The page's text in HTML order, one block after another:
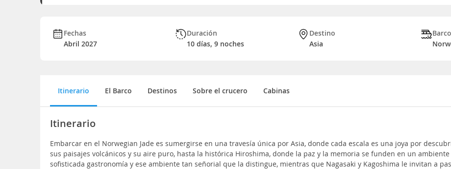
Fechas
Abril 2027
Duración
10 días, 9 noches
Destino
Asia
Barco
Itinerario El Barco Destinos Sobre el crucero Cabinas
Itinerario
Embarcar en el Norwegian Jade es sumergirse en una travesía única por Asia, donde cada escala es una joya por
sus paisajes volcánicos y su aire puro, hasta la histórica Hiroshima, donde la paz y la memoria se funden en un
sofisticada gastronomía y ese ambiente tan señorial que la distingue, mientras que Nagasaki y Kagoshima le invitan a